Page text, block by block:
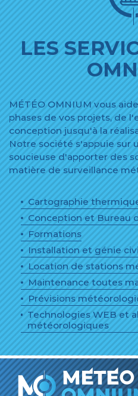
LES
MÉTÉO OMNIUM vous
phases de vos projets, de
conception jusqu'à la
Notre société s'appuie sur
soucieuse d'apporter des
matière de surveillance
Cartographie
Conception et Bureau
Formations
Installation et génie
Location de stations
Maintenance toutes
Prévisions
Technologies WEB et
météorologiques